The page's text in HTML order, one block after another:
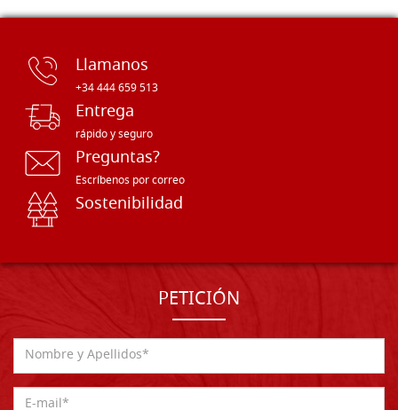
Llamanos
+34 444 659 513
Entrega
rápido y seguro
Preguntas?
Escríbenos por correo
Sostenibilidad
PETICIÓN